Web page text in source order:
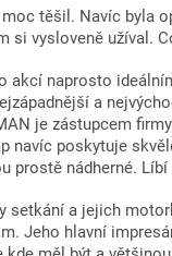
těšil. Navíc byla
si vysloveně užíval.
akcí naprosto
a
je zástupcem
navíc poskytuje
prostě nádherné.
setkání a jejich
Jeho hlavní